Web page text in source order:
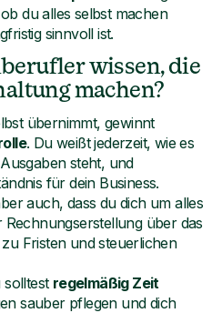
du alles selbst machen
sinnvoll ist.
wissen, die
machen?
übernimmt, gewinnt
. Du weißt jederzeit, wie es
steht, und
für dein Business.
auch, dass du dich um alles
über das
Fristen und steuerlichen
solltest regelmäßig Zeit
sauber pflegen und dich